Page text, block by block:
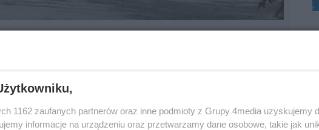
domy, zarwało dachy. Strażacy interweniowali już ponad
Państwowej Straży Pożarnej w Gnieźnie sekc. Kamila
1162 zaufanych partnerów oraz inne podmioty z Grupy 4media uzyskujemy
informacje na urządzeniu oraz przetwarzamy dane osobowe, takie jak